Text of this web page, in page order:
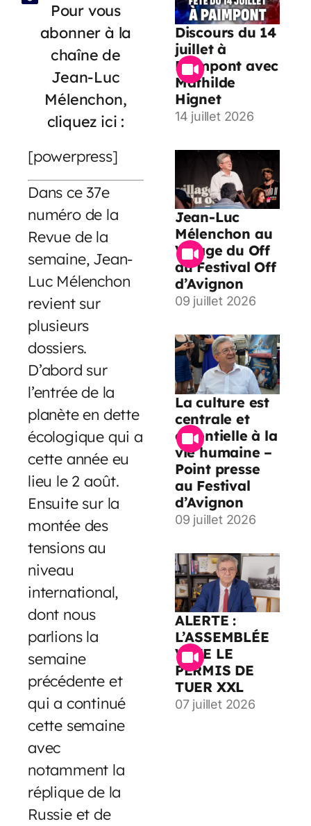
Pour vous
abonner à la
chaîne de
Jean-Luc
Mélenchon,
cliquez ici :
[powerpress]
Dans ce 37e
numéro de la
Revue de la
semaine, Jean-
Luc Mélenchon
revient sur
plusieurs
dossiers.
D’abord sur
l’entrée de la
planète en dette
écologique qui a
cette année eu
lieu le 2 août.
Ensuite sur la
montée des
tensions au
niveau
international,
dont nous
parlions la
semaine
précédente et
qui a continué
cette semaine
avec
notamment la
réplique de la
Russie et de
Discours du 14
juillet à
Paimpont avec
Mathilde
Hignet
14 juillet 2026
Jean-Luc
Mélenchon au
Village du Off
du Festival Off
d’Avignon
09 juillet 2026
La culture est
centrale et
essentielle à la
vie humaine –
Point presse
au Festival
d’Avignon
09 juillet 2026
ALERTE :
L’ASSEMBLÉE
VOTE LE
PERMIS DE
TUER XXL
07 juillet 2026